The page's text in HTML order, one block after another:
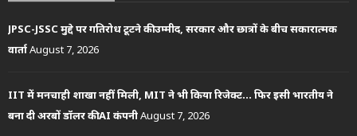
JPSC-JSSC मुद्दे पर गतिरोध टूटने की उम्मीद, सरकार और छात्रों के बीच सकारात्मक
वार्ताAugust 7, 2026
IIT में मनचाही शाखा नहीं मिली, MIT ने भी किया रिजेक्ट… फिर इसी भारतीय ने
बना दी अरबों डॉलर की AI कंपनीAugust 7, 2026